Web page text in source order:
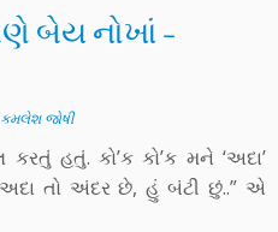
બેય નોખાં –
કમલેશ જોષી
હતું. કો’ક કો’ક મને ‘અદા’
તો અંદર છે, હું બંટી છું..” એ